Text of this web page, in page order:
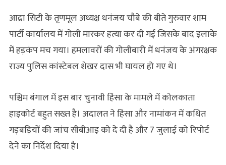
आद्रा सिटी के तृणमूल अध्यक्ष धनंजय चौबे की बीते गुरुवार शाम
पार्टी कार्यालय में गोली मारकर हत्या कर दी गई जिसके बाद इलाके
में हड़कंप मच गया। हमलावरों की गोलीबारी में धनंजय के अंगरक्षक
राज्य पुलिस कांस्टेबल शेखर दास भी घायल हो गए थे।
पश्चिम बंगाल में इस बार चुनावी हिंसा के मामले में कोलकाता
हाइकोर्ट बहुत सख्त है। अदालत ने हिंसा और नामांकन में कथित
गड़बड़ियों की जांच सीबीआइ को दे दी है और 7 जुलाई को रिपोर्ट
देने का निर्देश दिया है।